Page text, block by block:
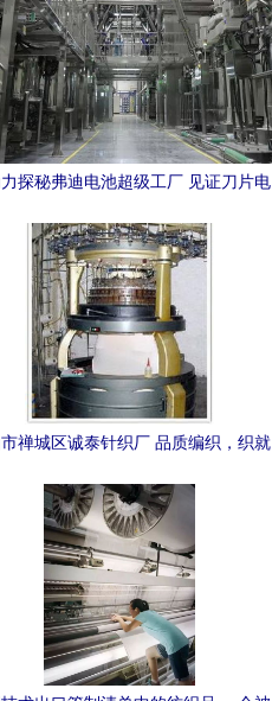
探秘弗迪电池超级工厂 见证刀片电
禅城区诚泰针织厂 品质编织，织就